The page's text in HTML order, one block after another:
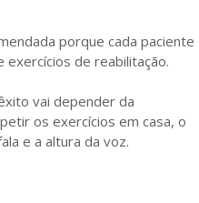
porque cada paciente
de reabilitação.
vai depender da
os exercícios em casa, o
e a altura da voz.